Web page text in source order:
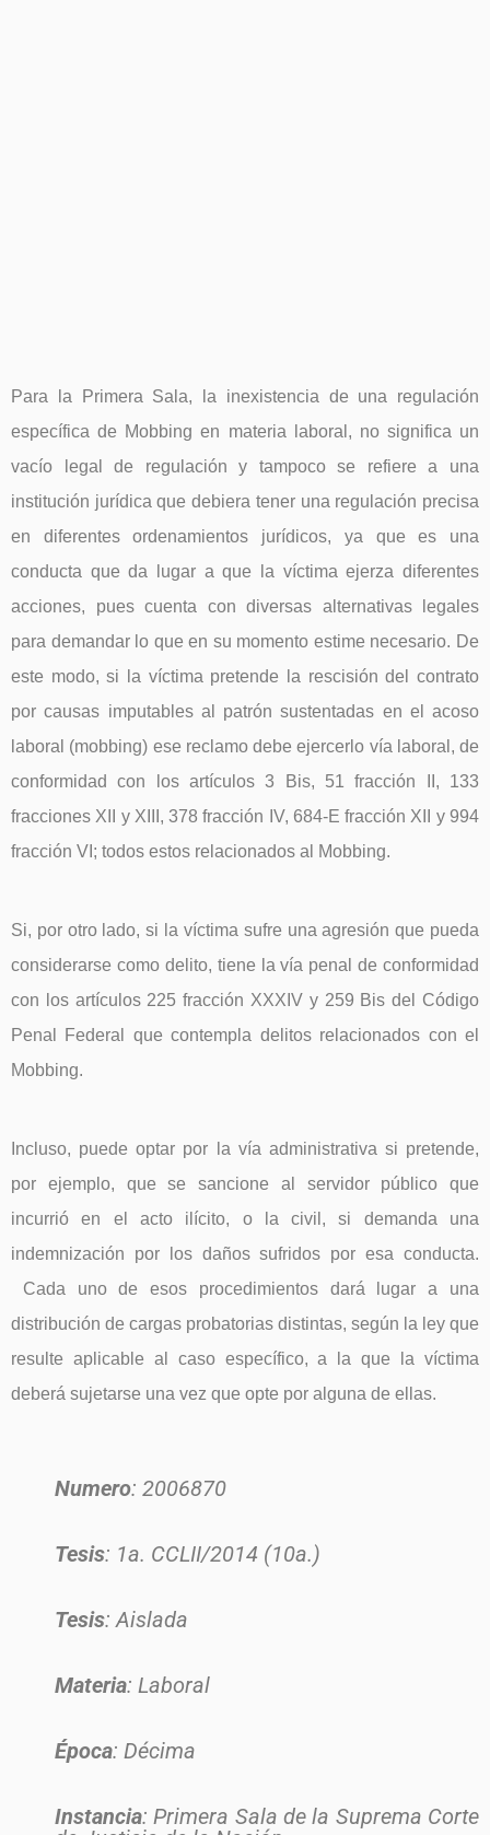
Para la Primera Sala, la inexistencia de una regulación
específica de Mobbing en materia laboral, no significa un
vacío legal de regulación y tampoco se refiere a una
institución jurídica que debiera tener una regulación precisa
en diferentes ordenamientos jurídicos, ya que es una
conducta que da lugar a que la víctima ejerza diferentes
acciones, pues cuenta con diversas alternativas legales
para demandar lo que en su momento estime necesario. De
este modo, si la víctima pretende la rescisión del contrato
por causas imputables al patrón sustentadas en el acoso
laboral (mobbing) ese reclamo debe ejercerlo vía laboral, de
conformidad con los artículos 3 Bis, 51 fracción II, 133
fracciones XII y XIII, 378 fracción IV, 684-E fracción XII y 994
fracción VI; todos estos relacionados al Mobbing.
Si, por otro lado, si la víctima sufre una agresión que pueda
considerarse como delito, tiene la vía penal de conformidad
con los artículos 225 fracción XXXIV y 259 Bis del Código
Penal Federal que contempla delitos relacionados con el
Mobbing.
Incluso, puede optar por la vía administrativa si pretende,
por ejemplo, que se sancione al servidor público que
incurrió en el acto ilícito, o la civil, si demanda una
indemnización por los daños sufridos por esa conducta.
Cada uno de esos procedimientos dará lugar a una
distribución de cargas probatorias distintas, según la ley que
resulte aplicable al caso específico, a la que la víctima
deberá sujetarse una vez que opte por alguna de ellas.
Numero: 2006870
Tesis: 1a. CCLII/2014 (10a.)
Tesis: Aislada
Materia: Laboral
Época: Décima
Instancia: Primera Sala de la Suprema Corte